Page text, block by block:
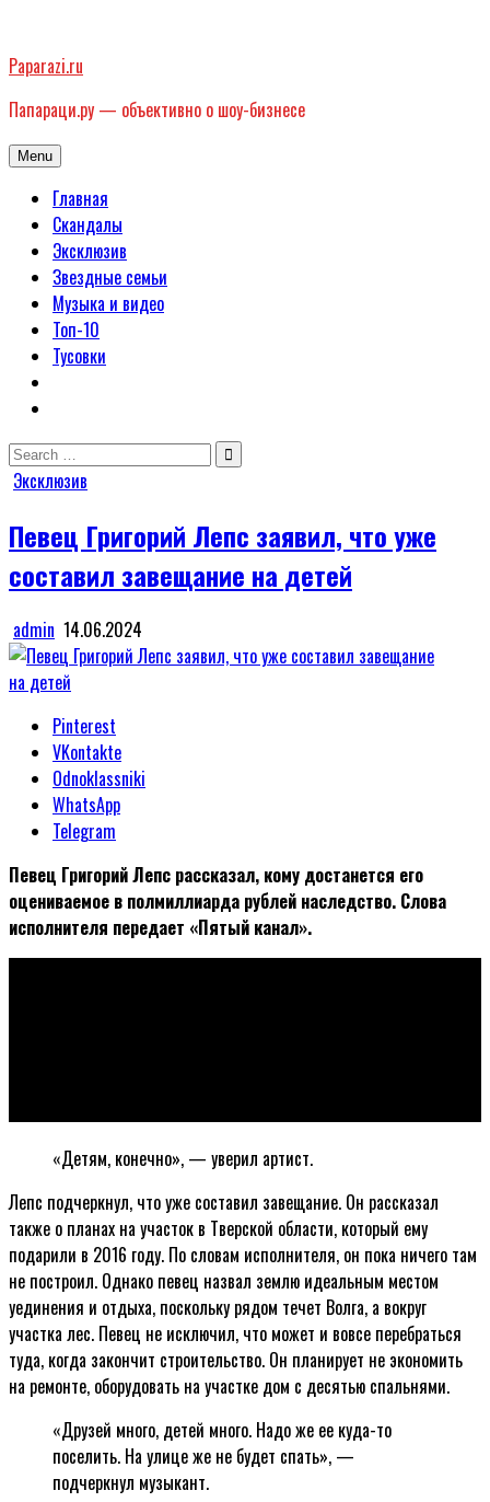
content
Paparazi.ru
Папараци.ру — объективно о шоу-бизнесе
Menu
Главная
Скандалы
Эксклюзив
Звездные семьи
Музыка и видео
Топ-10
Тусовки
Search
for:
Posted
Эксклюзив
Певец Григорий Лепс заявил, что уже
составил завещание на детей
admin 14.06.2024
Pinterest
VKontakte
Odnoklassniki
WhatsApp
Telegram
Певец Григорий Лепс рассказал, кому достанется его
оцениваемое в полмиллиарда рублей наследство. Слова
исполнителя передает «Пятый канал».
«Детям, конечно», — уверил артист.
Лепс подчеркнул, что уже составил завещание. Он рассказал
также о планах на участок в Тверской области, который ему
подарили в 2016 году. По словам исполнителя, он пока ничего там
не построил. Однако певец назвал землю идеальным местом
уединения и отдыха, поскольку рядом течет Волга, а вокруг
участка лес. Певец не исключил, что может и вовсе перебраться
туда, когда закончит строительство. Он планирует не экономить
на ремонте, оборудовать на участке дом с десятью спальнями.
«Друзей много, детей много. Надо же ее куда-то
поселить. На улице же не будет спать», —
подчеркнул музыкант.